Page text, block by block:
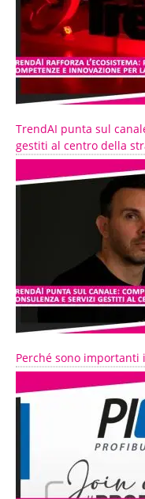
TrendAI punta sul
gestiti al centro della
Perché sono importanti